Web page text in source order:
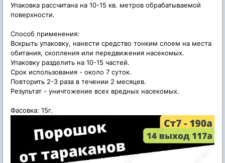
Упаковка рассчитана на 10-15 кв. метров обрабатываемой
поверхности.
Способ применения:
Вскрыть упаковку, нанести средство тонким слоем на места
обитания, скопления или передвижения насекомых.
Упаковку разделить на 10-15 частей.
Срок использования - около 7 суток.
Повторить 2-3 раза в течении 2 месяцев.
Результат - уничтожение всех вредных насекомых.
Фасовка: 15г.